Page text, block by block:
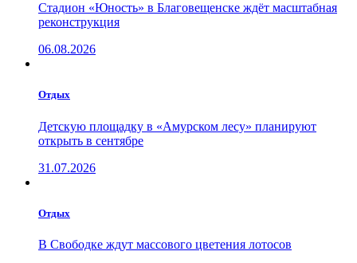
Стадион «Юность» в Благовещенске ждёт масштабная
реконструкция
06.08.2026
Отдых
Детскую площадку в «Амурском лесу» планируют
открыть в сентябре
31.07.2026
Отдых
В Свободке ждут массового цветения лотосов